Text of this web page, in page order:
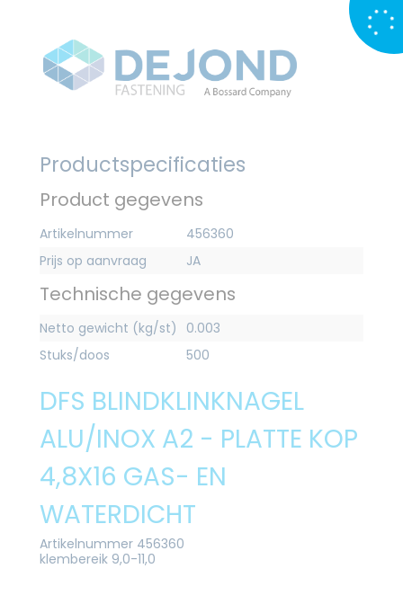
Productspecificaties
Product gegevens
Artikelnummer
456360
Prijs op aanvraag
JA
Technische gegevens
Netto gewicht (kg/st)
0.003
Stuks/doos
500
DFS BLINDKLINKNAGEL
ALU/INOX A2 - PLATTE KOP
4,8X16 GAS- EN
WATERDICHT
Artikelnummer 456360
klembereik 9,0-11,0